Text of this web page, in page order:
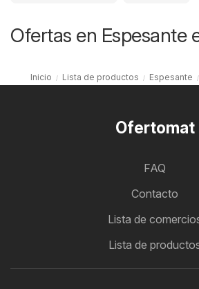
Ofertas en Espesante
Inicio Lista de productos Espesante
Ofertomat
FAQ
Contacto
Lista de
Lista de